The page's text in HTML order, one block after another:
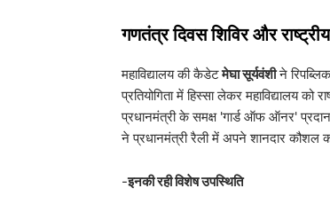
गणतंत्र दिवस शिविर और
​महाविद्यालय की कैडेटमेघा सूर्यवंशीने
प्रतियोगिता में हिस्सा लेकर महाविद्यालय को
प्रधानमंत्री के समक्ष 'गार्ड ऑफ ऑनर'
ने प्रधानमंत्री रैली में अपने शानदार कौशल
-इनकी रही विशेष उपस्थिति